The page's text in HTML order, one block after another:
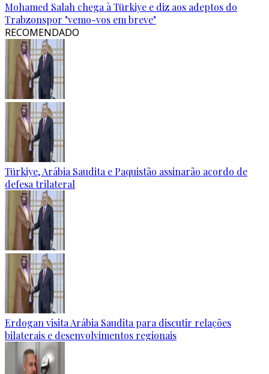
Mohamed Salah chega à Türkiye e diz aos adeptos do
Trabzonspor "vemo-vos em breve"
RECOMENDADO
Türkiye, Arábia Saudita e Paquistão assinarão acordo de
defesa trilateral
Erdogan visita Arábia Saudita para discutir relações
bilaterais e desenvolvimentos regionais